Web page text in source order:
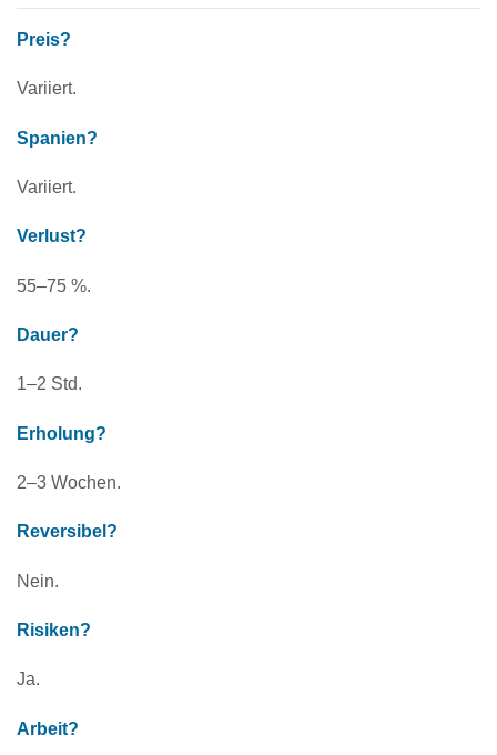
Preis?
Variiert.
Spanien?
Variiert.
Verlust?
55–75 %.
Dauer?
1–2 Std.
Erholung?
2–3 Wochen.
Reversibel?
Nein.
Risiken?
Ja.
Arbeit?